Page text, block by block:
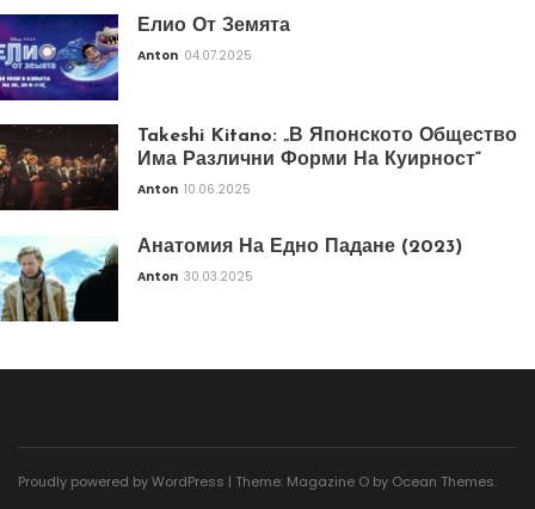
Елио От Земята
Anton 04.07.2025
Takeshi Kitano: „В Японското Общество
Има Различни Форми На Куирност“
Anton 10.06.2025
Анатомия На Едно Падане (2023)
Anton 30.03.2025
Proudly powered by WordPress | Theme: Magazine O by Ocean Themes.